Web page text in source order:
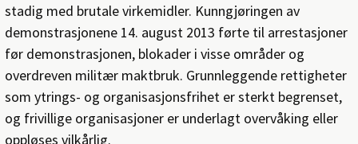
stadig med brutale virkemidler. Kunngjøringen av
demonstrasjonene 14. august 2013 førte til arrestasjoner
før demonstrasjonen, blokader i visse områder og
overdreven militær maktbruk. Grunnleggende rettigheter
som ytrings- og organisasjonsfrihet er sterkt begrenset,
og frivillige organisasjoner er underlagt overvåking eller
oppløses vilkårlig.